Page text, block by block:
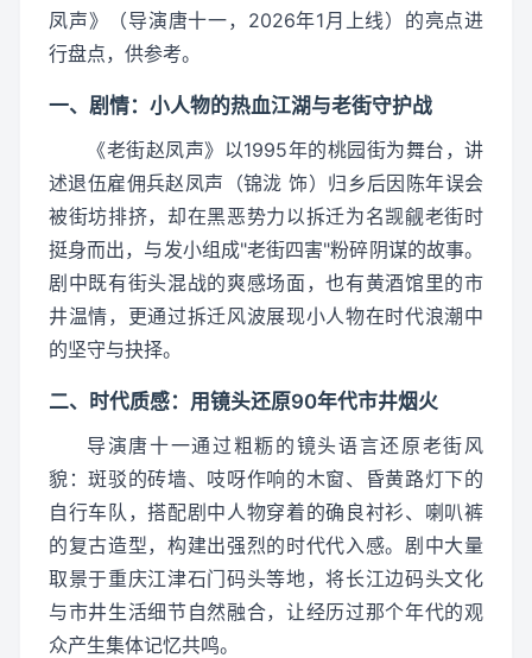
凤声》（导演唐十一，2026年1月上线）的亮点进
行盘点，供参考。
一、剧情：小人物的热血江湖与老街守护战
《老街赵凤声》以1995年的桃园街为舞台，讲
述退伍雇佣兵赵凤声（锦泷 饰）归乡后因陈年误会
被街坊排挤，却在黑恶势力以拆迁为名觊觎老街时
挺身而出，与发小组成"老街四害"粉碎阴谋的故事。
剧中既有街头混战的爽感场面，也有黄酒馆里的市
井温情，更通过拆迁风波展现小人物在时代浪潮中
的坚守与抉择。
二、时代质感：用镜头还原90年代市井烟火
导演唐十一通过粗粝的镜头语言还原老街风
貌：斑驳的砖墙、吱呀作响的木窗、昏黄路灯下的
自行车队，搭配剧中人物穿着的确良衬衫、喇叭裤
的复古造型，构建出强烈的时代代入感。剧中大量
取景于重庆江津石门码头等地，将长江边码头文化
与市井生活细节自然融合，让经历过那个年代的观
众产生集体记忆共鸣。